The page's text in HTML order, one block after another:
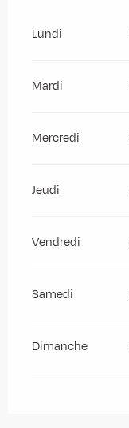
Lundi
Mardi
Mercredi
Jeudi
Vendredi
Samedi
Dimanche